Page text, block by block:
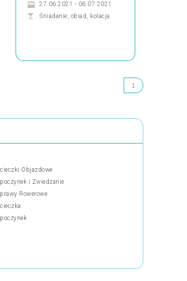
27.06.2021 - 06.07.2021
Śniadanie, obiad, kolacja
1
Objazdowe
i Zwiedzanie
Rowerowe